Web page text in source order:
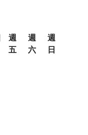
週
五
週
六
週
日